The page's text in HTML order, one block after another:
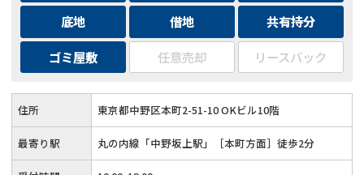
底地
借地
共有持分
ゴミ屋敷
任意売却 リースバック
住所 東京都中野区本町2-51-10 OKビル10階
最寄り駅 丸の内線「中野坂上駅」［本町方面］徒歩2分